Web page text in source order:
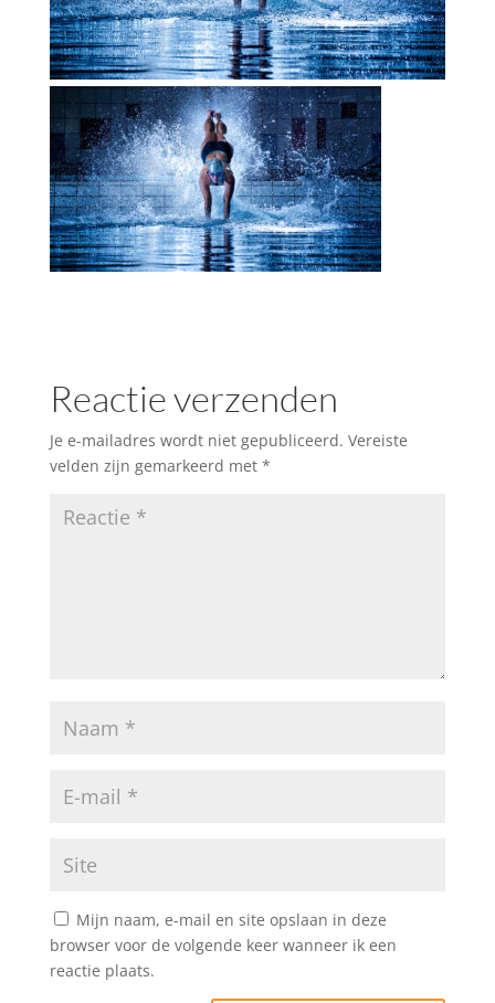
Reactie verzenden
Je e-mailadres wordt niet gepubliceerd. Vereiste
velden zijn gemarkeerd met *
Mijn naam, e-mail en site opslaan in deze
browser voor de volgende keer wanneer ik een
reactie plaats.